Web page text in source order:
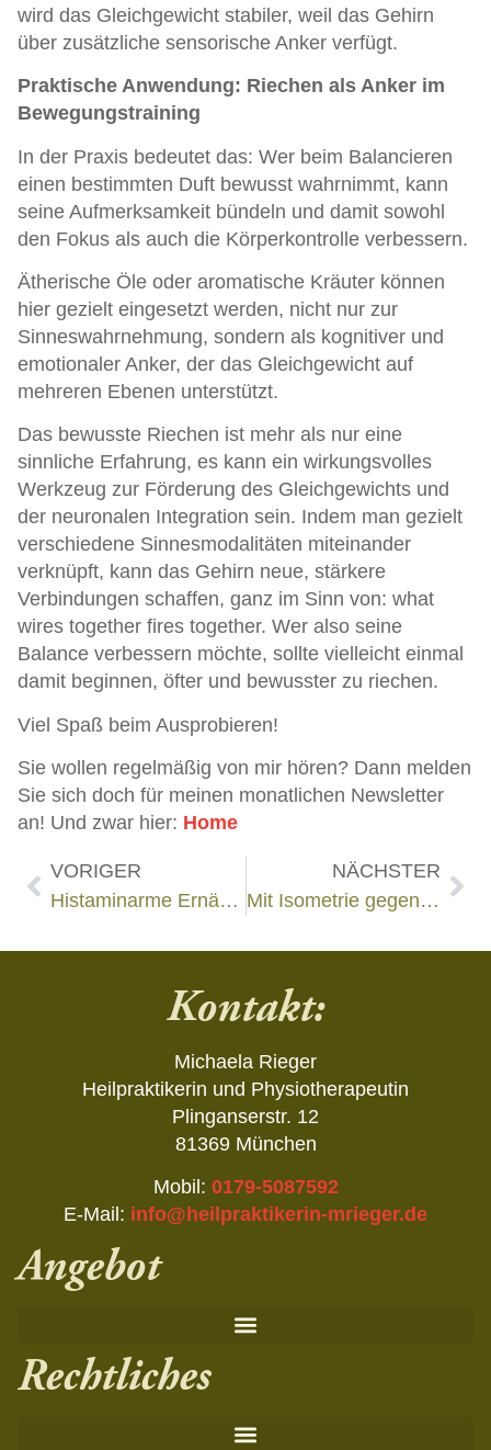
wird das Gleichgewicht stabiler, weil das Gehirn
über zusätzliche sensorische Anker verfügt.
Praktische Anwendung: Riechen als Anker im
Bewegungstraining
In der Praxis bedeutet das: Wer beim Balancieren
einen bestimmten Duft bewusst wahrnimmt, kann
seine Aufmerksamkeit bündeln und damit sowohl
den Fokus als auch die Körperkontrolle verbessern.
Ätherische Öle oder aromatische Kräuter können
hier gezielt eingesetzt werden, nicht nur zur
Sinneswahrnehmung, sondern als kognitiver und
emotionaler Anker, der das Gleichgewicht auf
mehreren Ebenen unterstützt.
Das bewusste Riechen ist mehr als nur eine
sinnliche Erfahrung, es kann ein wirkungsvolles
Werkzeug zur Förderung des Gleichgewichts und
der neuronalen Integration sein. Indem man gezielt
verschiedene Sinnesmodalitäten miteinander
verknüpft, kann das Gehirn neue, stärkere
Verbindungen schaffen, ganz im Sinn von: what
wires together fires together. Wer also seine
Balance verbessern möchte, sollte vielleicht einmal
damit beginnen, öfter und bewusster zu riechen.
Viel Spaß beim Ausprobieren!
Sie wollen regelmäßig von mir hören? Dann melden
Sie sich doch für meinen monatlichen Newsletter
an! Und zwar hier: Home
VORIGER
Histaminarme Ernährung bei Vestibulärer Migräne!
NÄCHSTER
Mit Isometrie gegen den Schmerz!
Kontakt:
Michaela Rieger
Heilpraktikerin und Physiotherapeutin
Plinganserstr. 12
81369 München
Mobil: 0179-5087592
E-Mail: info@heilpraktikerin-mrieger.de
Angebot
Rechtliches